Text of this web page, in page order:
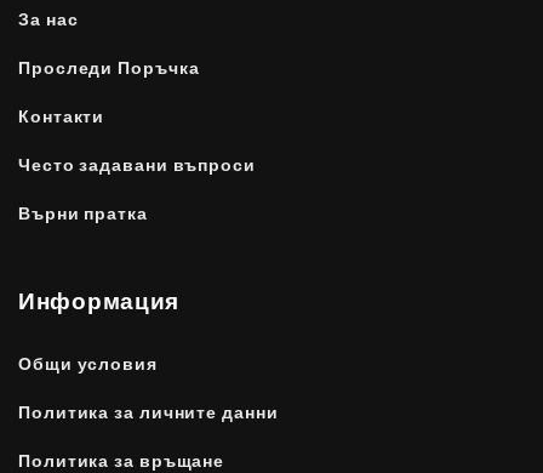
За нас
Проследи Поръчка
Контакти
Често задавани въпроси
Върни пратка
Информация
Общи условия
Политика за личните данни
Политика за връщане